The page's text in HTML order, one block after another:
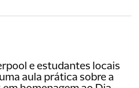
e estudantes locais
aula prática sobre a